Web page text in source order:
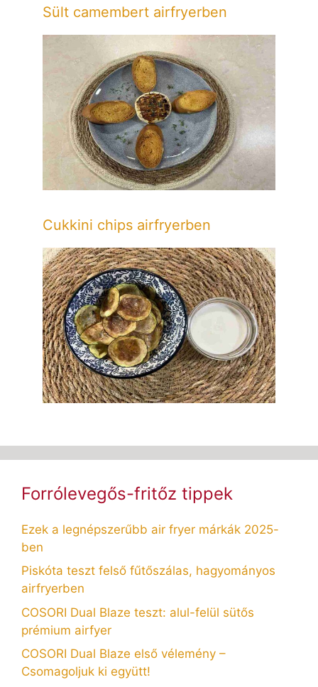
Sült camembert airfryerben
Cukkini chips airfryerben
Forrólevegős-fritőz tippek
Ezek a legnépszerűbb air fryer márkák 2025-
ben
Piskóta teszt felső fűtőszálas, hagyományos
airfryerben
COSORI Dual Blaze teszt: alul-felül sütős
prémium airfyer
COSORI Dual Blaze első vélemény –
Csomagoljuk ki együtt!